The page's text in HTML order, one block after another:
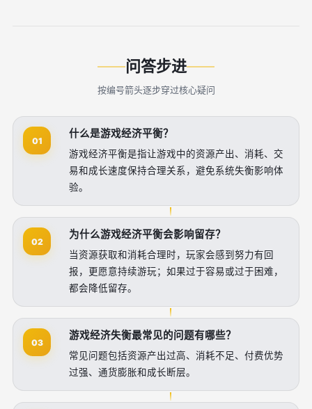
问答步进
按编号箭头逐步穿过核心疑问
01
什么是游戏经济平衡？
游戏经济平衡是指让游戏中的资源产出、消耗、交
易和成长速度保持合理关系，避免系统失衡影响体
验。
02
为什么游戏经济平衡会影响留存？
当资源获取和消耗合理时，玩家会感到努力有回
报，更愿意持续游玩；如果过于容易或过于困难，
都会降低留存。
03
游戏经济失衡最常见的问题有哪些？
常见问题包括资源产出过高、消耗不足、付费优势
过强、通货膨胀和成长断层。